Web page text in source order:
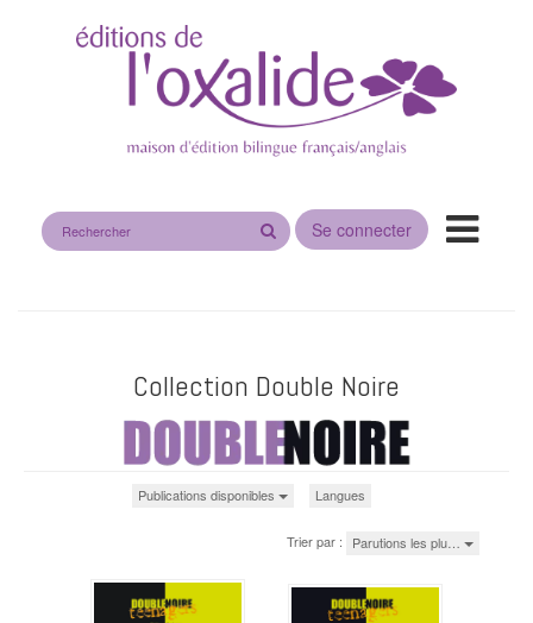
Rechercher
le
Se connecter
Collection Double Noire
Publications disponibles Langues
Trier par : Parutions les plu…